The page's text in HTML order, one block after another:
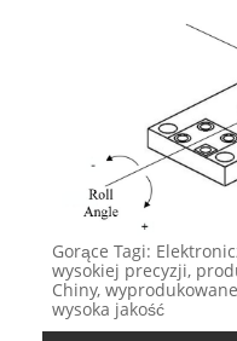
Gorące Tagi:
wysokiej precyzji,
Chiny,
wysoka jakość